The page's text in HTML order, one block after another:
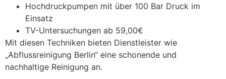
Hochdruckpumpen mit über 100 Bar Druck im
Einsatz
TV-Untersuchungen ab 59,00€
Mit diesen Techniken bieten Dienstleister wie
„Abflussreinigung Berlin“ eine schonende und
nachhaltige Reinigung an.